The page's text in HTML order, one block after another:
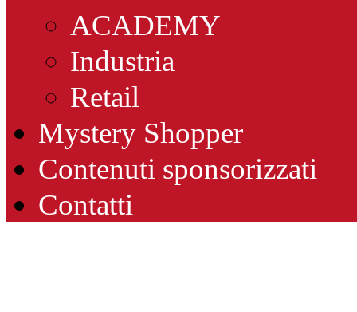
ACADEMY
Industria
Retail
Mystery Shopper
Contenuti sponsorizzati
Contatti